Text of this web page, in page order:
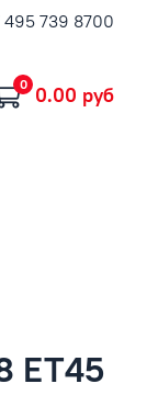
495 739 8700
0 0.00 руб
ET45